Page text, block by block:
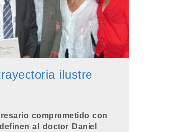
ilustre
comprometido con
al doctor Daniel